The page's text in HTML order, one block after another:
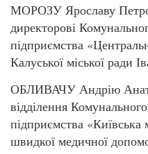
МОРОЗУ Ярославу
директорові
підприємства
Калуської міської ради
ОБЛИВАЧУ Андрію
відділення
підприємства «Київська
швидкої медичної